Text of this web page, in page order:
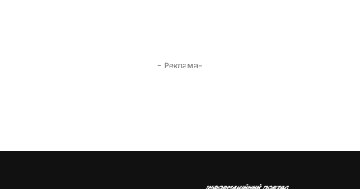
- Реклама-